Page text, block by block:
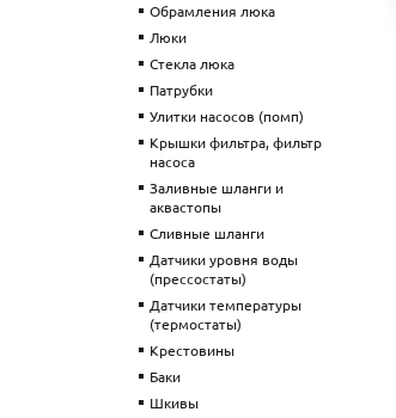
Обрамления люка
Люки
Стекла люка
Патрубки
Улитки насосов (помп)
Крышки фильтра, фильтр
насоса
Заливные шланги и
аквастопы
Сливные шланги
Датчики уровня воды
(прессостаты)
Датчики температуры
(термостаты)
Крестовины
Баки
Шкивы